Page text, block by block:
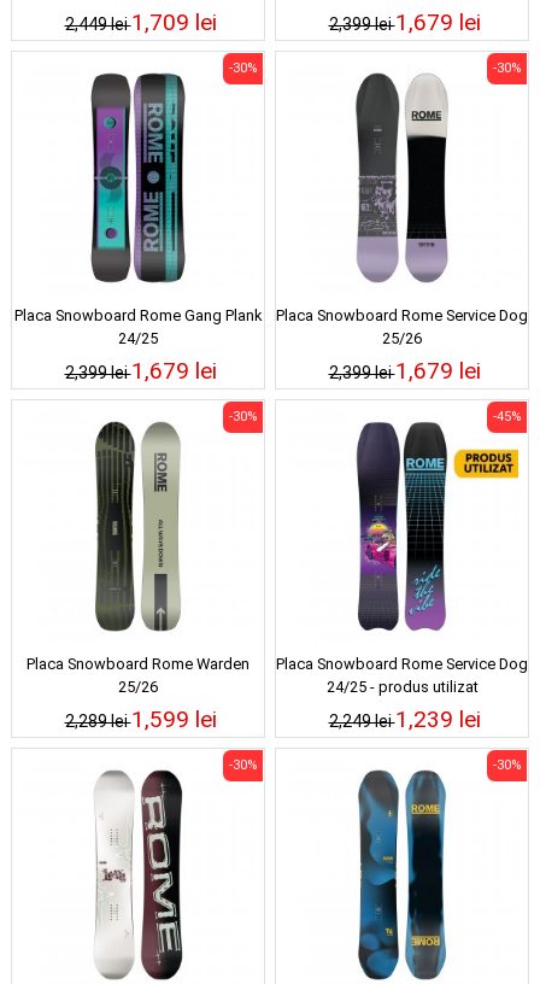
2,449 lei1,709 lei 2,399 lei1,679 lei
Placa Snowboard Rome Gang Plank
24/25
2,399 lei
-30%
1,679 lei
Placa Snowboard Rome Service Dog
25/26
2,399 lei
-30%
1,679 lei
Placa Snowboard Rome Warden
25/26
2,289 lei
-30%
1,599 lei
Placa Snowboard Rome Service Dog
24/25 - produs utilizat
2,249 lei
-45%
1,239 lei
-30% -30%